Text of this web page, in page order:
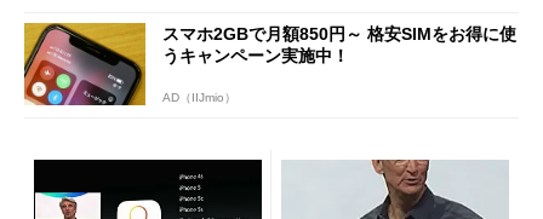
スマホ2GBで月額850円～ 格安SIMをお得に使
うキャンペーン実施中！
AD（IIJmio）